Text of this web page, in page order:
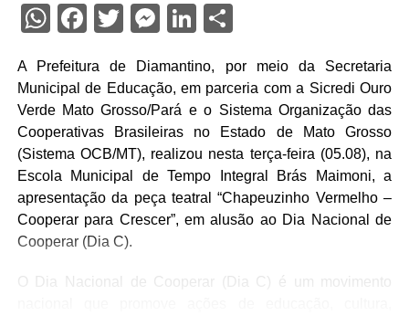
WhatsApp
Facebook
Twitter
Messenger
LinkedIn
Share
A Prefeitura de Diamantino, por meio da Secretaria
Municipal de Educação, em parceria com a Sicredi Ouro
Verde Mato Grosso/Pará e o Sistema Organização das
Cooperativas Brasileiras no Estado de Mato Grosso
(Sistema OCB/MT), realizou nesta terça-feira (05.08), na
Escola Municipal de Tempo Integral Brás Maimoni, a
apresentação da peça teatral “Chapeuzinho Vermelho –
Cooperar para Crescer”, em alusão ao Dia Nacional de
Cooperar (Dia C).
O Dia Nacional de Cooperar (Dia C) é um movimento